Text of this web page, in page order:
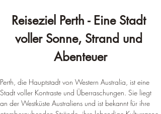
Reiseziel Perth - Eine Stadt
voller Sonne, Strand und
Abenteuer
Perth, die Hauptstadt von Western Australia, ist eine
Stadt voller Kontraste und Überraschungen. Sie liegt
an der Westküste Australiens und ist bekannt für ihre